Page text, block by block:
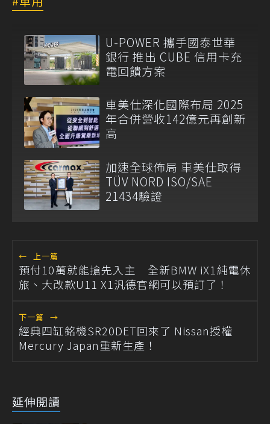
U-POWER 攜手國泰世華
銀行 推出 CUBE 信用卡充
電回饋方案
車美仕深化國際布局 2025
年合併營收142億元再創新
高
加速全球佈局 車美仕取得
TÜV NORD ISO/SAE
21434驗證
← 上一篇
預付10萬就能搶先入主 全新BMW iX1純電休
旅、大改款U11 X1汎德官網可以預訂了！
下一篇 →
經典四缸銘機SR20DET回來了 Nissan授權
Mercury Japan重新生產！
延伸閱讀